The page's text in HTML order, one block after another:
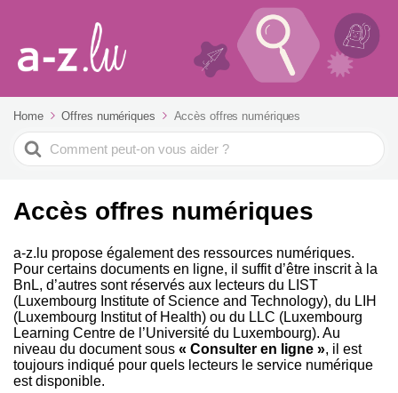
Home Offres numériques Accès offres numériques
Search
For
Accès offres numériques
a-z.lu propose également des ressources numériques.
Pour certains documents en ligne, il suffit d’être inscrit à la
BnL, d’autres sont réservés aux lecteurs du LIST
(Luxembourg Institute of Science and Technology), du LIH
(Luxembourg Institut of Health) ou du LLC (Luxembourg
Learning Centre de l’Université du Luxembourg). Au
niveau du document sous « Consulter en ligne », il est
toujours indiqué pour quels lecteurs le service numérique
est disponible.